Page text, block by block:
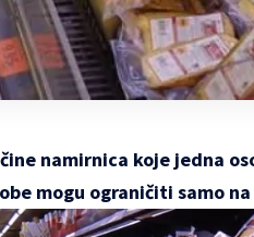
namirnica koje jedna
mogu ograničiti samo